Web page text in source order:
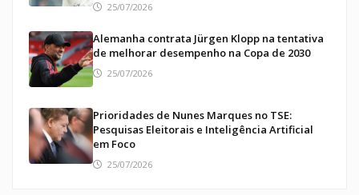
25/07/2026
Alemanha contrata Jürgen Klopp na tentativa
de melhorar desempenho na Copa de 2030
25/07/2026
Prioridades de Nunes Marques no TSE:
Pesquisas Eleitorais e Inteligência Artificial
em Foco
25/07/2026